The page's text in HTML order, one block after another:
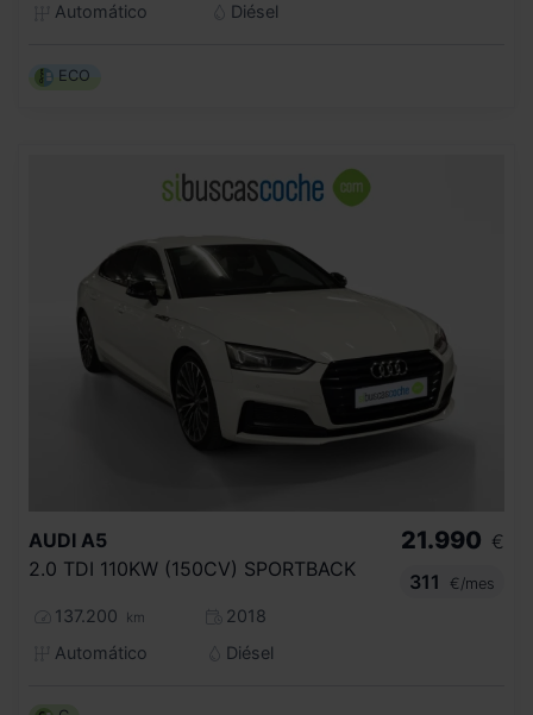
Automático
Diésel
ECO
AUDI A5
2.0 TDI 110KW (150CV) SPORTBACK
137.200 km
2018
Automático
Diésel
21.990 €
311
€/mes